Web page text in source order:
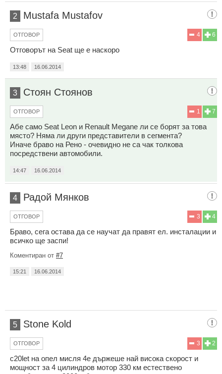
2 Mustafa Mustafov
6
4
ОТГОВОР
Отговорът на Seat ще е наскоро
13:48 16.06.2014
3 Стоян Стоянов
7
1
ОТГОВОР
Абе само Seat Leon и Renault Megane ли се борят за това
място? Няма ли други представители в сегмента?
Иначе браво на Рено - очевидно не са чак толкова
посредствени автомобили.
14:47 16.06.2014
4 Радой Мянков
4
3
ОТГОВОР
Браво, сега остава да се научат да правят ел. инсталации и
всичко ще заспи!
Коментиран от #7
15:21 16.06.2014
5 Stone Kold
2
3
ОТГОВОР
c20let на опел мисля 4е държеше най висока скорост и
мощност за 4 цилиндров мотор 330 км естествено